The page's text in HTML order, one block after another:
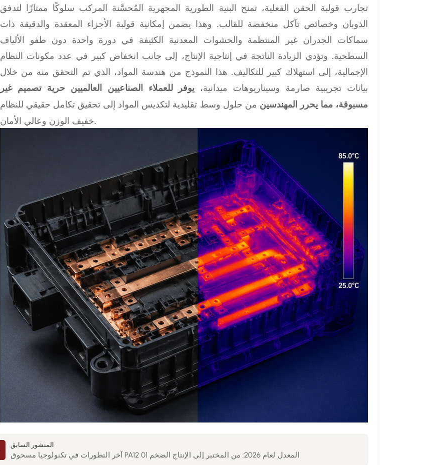
تجارب قولبة الحقن الفعلية، تمنح البنية الطورية المجهرية المُحسَّنة المركب سلوكًا ممتازًا لتدفق
الذوبان وخصائص تآكل منخفضة للقالب. وهذا يضمن إمكانية قولبة الأجزاء المعقدة والدقيقة ذات
سماكات الجدران غير المنتظمة والحشوات المعدنية الكثيفة في دورة واحدة دون طفو الألياف
السطحية. وتؤدي الزيادة الناتجة في إنتاجية الإنتاج، إلى جانب انخفاض كبير في عدد مكونات النظام
الإجمالية، إلى استهلاك كبير للتكاليف. هذا النموذج من هندسة المواد، الذي تم التحقق منه من خلال
بيانات تجريبية صارمة وسيناريوهات ميدانية، يوفر للعملاء الصناعيين العالميين حرية تصميم غير
مسبوقة، مما يحرر المهندسين من حلول وسط تقليدية لتكديس المواد إلى تحقيق تكامل حقيقي للنظام
خفيف الوزن وعالي الأمان.
المنشور السابق
آخر التطورات في تكنولوجيا مسحوق PA12 المعدل لعام 2026: من المختبر إلى الإنتاج الضخم 01